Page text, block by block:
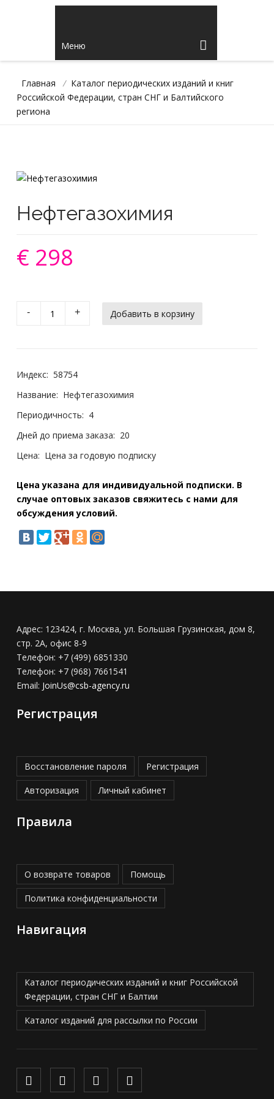
Меню
Главная / Каталог периодических изданий и книг
Российской Федерации, стран СНГ и Балтийского
региона
Нефтегазохимия
€ 298
- +
Индекс: 58754
Название: Нефтегазохимия
Периодичность: 4
Дней до приема заказа: 20
Цена: Цена за годовую подписку
Цена указана для индивидуальной подписки. В
случае оптовых заказов свяжитесь с нами для
обсуждения условий.
Адрес: 123424, г. Москва, ул. Большая Грузинская, дом 8,
стр. 2А, офис 8-9
Телефон: +7 (499) 6851330
Телефон: +7 (968) 7661541
Email: JoinUs@csb-agency.ru
Регистрация
Восстановление пароля Регистрация
Авторизация Личный кабинет
Правила
О возврате товаров Помощь
Политика конфиденциальности
Навигация
Каталог периодических изданий и книг Российской
Федерации, стран СНГ и Балтии
Каталог изданий для рассылки по России